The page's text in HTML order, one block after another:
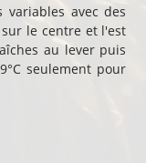
avec des
le centre et l'est
au lever puis
seulement pour